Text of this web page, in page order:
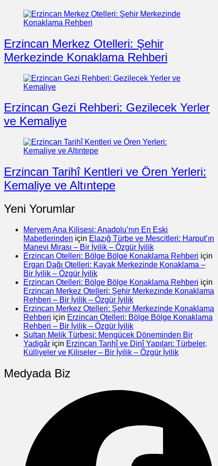
Erzincan Merkez Otelleri: Şehir
Merkezinde Konaklama Rehberi
Erzincan Gezi Rehberi: Gezilecek Yerler
ve Kemaliye
Erzincan Tarihî Kentleri ve Ören Yerleri:
Kemaliye ve Altıntepe
Yeni Yorumlar
Meryem Ana Kilisesi: Anadolu’nın En Eski
Mabetlerinden için Elazığ Türbe ve Mescitleri: Harput’ın
Manevi Mirası – Bir İyilik – Özgür İyilik
Erzincan Otelleri: Bölge Bölge Konaklama Rehberi için
Ergan Dağı Otelleri: Kayak Merkezinde Konaklama –
Bir İyilik – Özgür İyilik
Erzincan Otelleri: Bölge Bölge Konaklama Rehberi için
Erzincan Merkez Otelleri: Şehir Merkezinde Konaklama
Rehberi – Bir İyilik – Özgür İyilik
Erzincan Merkez Otelleri: Şehir Merkezinde Konaklama
Rehberi için Erzincan Otelleri: Bölge Bölge Konaklama
Rehberi – Bir İyilik – Özgür İyilik
Sultan Melik Türbesi: Mengücek Döneminden Bir
Yadigâr için Erzincan Tarihî ve Dinî Yapıları: Türbeler,
Külliyeler ve Kiliseler – Bir İyilik – Özgür İyilik
Medyada Biz